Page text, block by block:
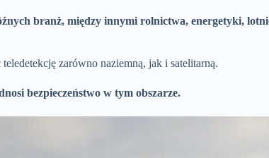
branż, między innymi rolnictwa, energetyki,
zarówno naziemną, jak i satelitarną.
bezpieczeństwo w tym obszarze.